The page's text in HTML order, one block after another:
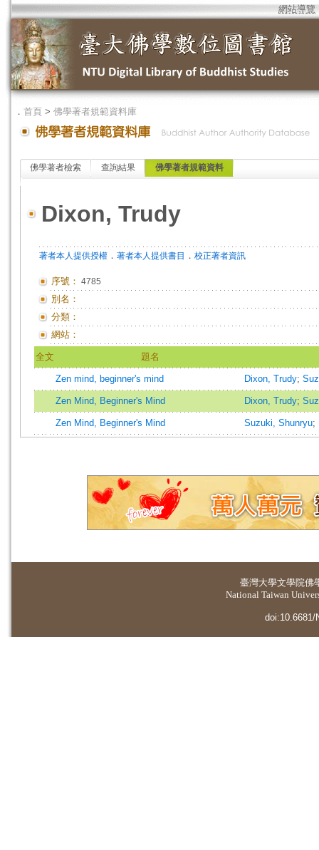
網站導覽
． 首頁 > 佛學著者規範資料庫
佛學著者檢索 查詢結果 佛學著者規範資料
Dixon, Trudy
著者本人提供授權 ． 著者本人提供書目 ． 校正著者資訊
序號： 4785
別名：
分類：
網站：
全文 題名
Zen mind, beginner's mind Dixon, Trudy;
Zen Mind, Beginner's Mind Dixon, Trudy;
Zen Mind, Beginner's Mind Suzuki, Shunryu;
臺灣大學文學院佛
National Taiwan
doi:10.6681/